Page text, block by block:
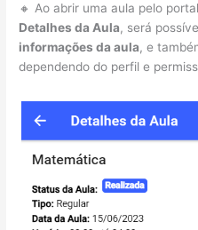
🔸 Ao abrir uma aula pelo
Detalhes da Aula, será
informações da aula, e
dependendo do perfil e